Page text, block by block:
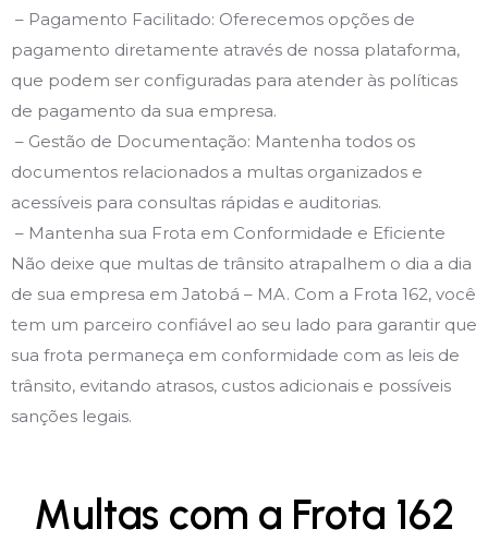
– Pagamento Facilitado: Oferecemos opções de
pagamento diretamente através de nossa plataforma,
que podem ser configuradas para atender às políticas
de pagamento da sua empresa.
– Gestão de Documentação: Mantenha todos os
documentos relacionados a multas organizados e
acessíveis para consultas rápidas e auditorias.
– Mantenha sua Frota em Conformidade e Eficiente
Não deixe que multas de trânsito atrapalhem o dia a dia
de sua empresa em Jatobá – MA. Com a Frota 162, você
tem um parceiro confiável ao seu lado para garantir que
sua frota permaneça em conformidade com as leis de
trânsito, evitando atrasos, custos adicionais e possíveis
sanções legais.
Multas com a Frota 162